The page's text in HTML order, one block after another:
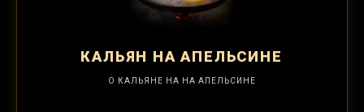
КАЛЬЯН НА АПЕЛЬСИНЕ
О КАЛЬЯНЕ НА НА АПЕЛЬСИНЕ